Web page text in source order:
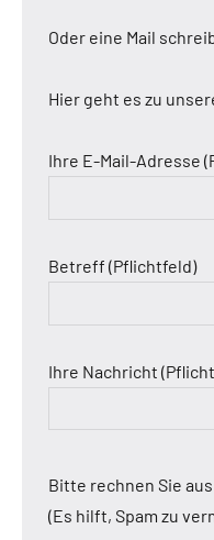
Oder eine Mail
Hier geht es zu
Ihre E-Mail-Adresse
Betreff (Pflichtfeld)
Ihre Nachricht
Bitte rechnen Sie aus
(Es hilft, Spam zu